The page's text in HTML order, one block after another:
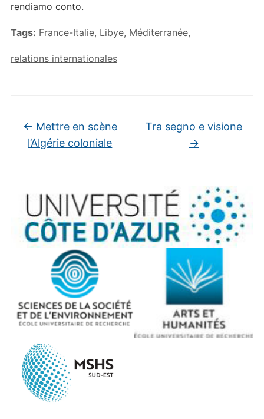
rendiamo conto.
Tags: France-Italie, Libye, Méditerranée,
relations internationales
← Mettre en scène
l’Algérie coloniale
Tra segno e visione
→